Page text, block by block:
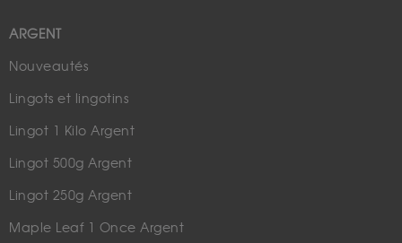
ARGENT
Nouveautés
Lingots et lingotins
Lingot 1 Kilo Argent
Lingot 500g Argent
Lingot 250g Argent
Maple Leaf 1 Once Argent